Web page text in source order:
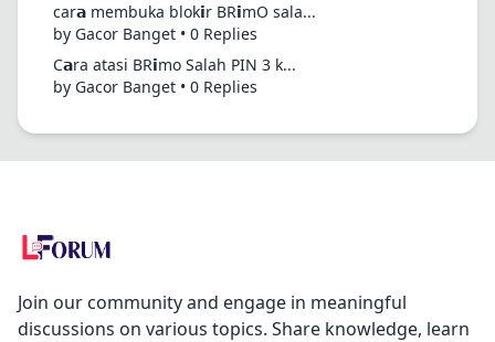
car𝗮 membuka blok𝗶r BR𝗶mO sala...
by Gacor Banget • 0 Replies
C𝗮ra atasi BR𝗶mo Salah PIN 3 k...
by Gacor Banget • 0 Replies
Join our community and engage in meaningful
discussions on various topics. Share knowledge, learn